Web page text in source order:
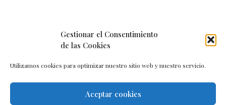
Gestionar el Consentimiento
de las Cookies
Utilizamos cookies para optimizar nuestro sitio web y nuestro servicio.
Aceptar cookies